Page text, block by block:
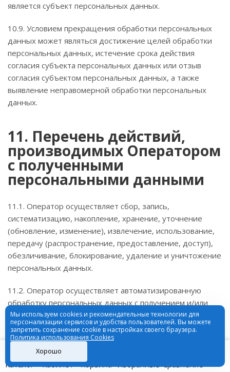
является субъект персональных данных.
10.9. Условием прекращения обработки персональных
данных может являться достижение целей обработки
персональных данных, истечение срока действия
согласия субъекта персональных данных или отзыв
согласия субъектом персональных данных, а также
выявление неправомерной обработки персональных
данных.
11. Перечень действий,
производимых Оператором
с полученными
персональными данными
11.1. Оператор осуществляет сбор, запись,
систематизацию, накопление, хранение, уточнение
(обновление, изменение), извлечение, использование,
передачу (распространение, предоставление, доступ),
обезличивание, блокирование, удаление и уничтожение
персональных данных.
11.2. Оператор осуществляет автоматизированную
обработку персональных данных с получением и/или
передачей полученной информации по информационно-
телекоммуникационным сетям или без таковой.
12. Трансграничная
Каталог Кабинет Корзина Избранные Сравнение
Мы используем cookies и рекомендательные технологии для
персонализации сервисов и удобства пользователей. Вы можете
запретить сохранение cookie в настройках своего браузера.
Политика использования Cookies
Хорошо